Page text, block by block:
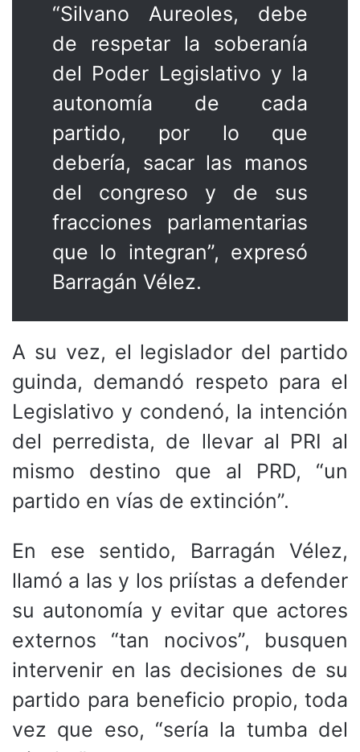
“Silvano Aureoles, debe
de respetar la soberanía
del Poder Legislativo y la
autonomía de cada
partido, por lo que
debería, sacar las manos
del congreso y de sus
fracciones parlamentarias
que lo integran”, expresó
Barragán Vélez.
A su vez, el legislador del partido
guinda, demandó respeto para el
Legislativo y condenó, la intención
del perredista, de llevar al PRI al
mismo destino que al PRD, “un
partido en vías de extinción”.
En ese sentido, Barragán Vélez,
llamó a las y los priístas a defender
su autonomía y evitar que actores
externos “tan nocivos”, busquen
intervenir en las decisiones de su
partido para beneficio propio, toda
vez que eso, “sería la tumba del